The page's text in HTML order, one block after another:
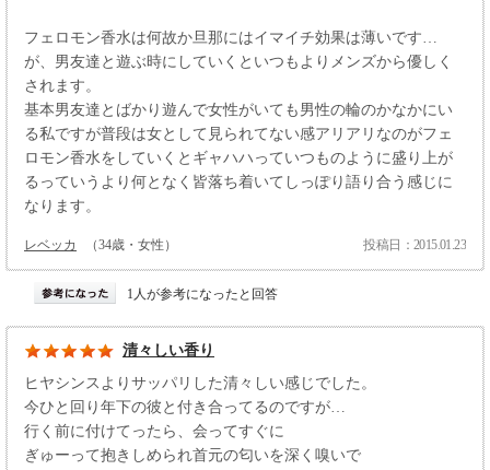
フェロモン香水は何故か旦那にはイマイチ効果は薄いです…
が、男友達と遊ぶ時にしていくといつもよりメンズから優しく
されます。
基本男友達とばかり遊んで女性がいても男性の輪のかなかにい
る私ですが普段は女として見られてない感アリアリなのがフェ
ロモン香水をしていくとギャハハっていつものように盛り上が
るっていうより何となく皆落ち着いてしっぽり語り合う感じに
なります。
レベッカ （34歳・女性） 投稿日：2015.01.23
1人が参考になったと回答
清々しい香り
ヒヤシンスよりサッパリした清々しい感じでした。
今ひと回り年下の彼と付き合ってるのですが…
行く前に付けてったら、会ってすぐに
ぎゅーって抱きしめられ首元の匂いを深く嗅いで